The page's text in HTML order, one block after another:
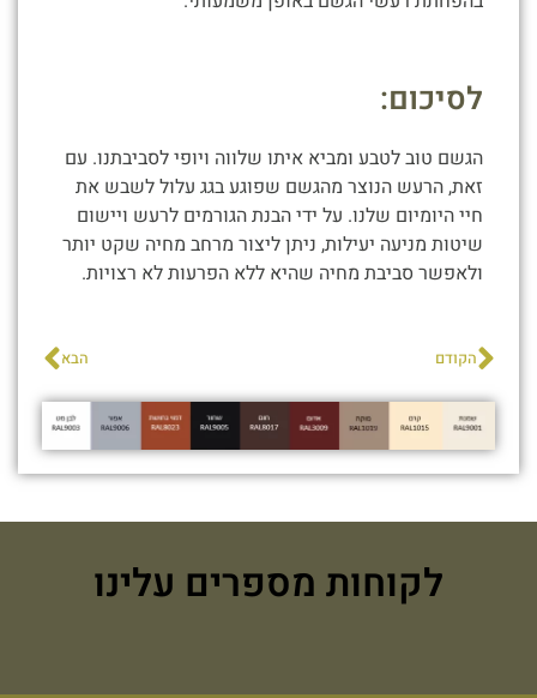
לסיכום:
הגשם טוב לטבע ומביא איתו שלווה ויופי לסביבתנו. עם
זאת, הרעש הנוצר מהגשם שפוגע בגג עלול לשבש את
חיי היומיום שלנו. על ידי הבנת הגורמים לרעש ויישום
שיטות מניעה יעילות, ניתן ליצור מרחב מחיה שקט יותר
ולאפשר סביבת מחיה שהיא ללא הפרעות לא רצויות.
הקודם הבא
לקוחות מספרים עלינו